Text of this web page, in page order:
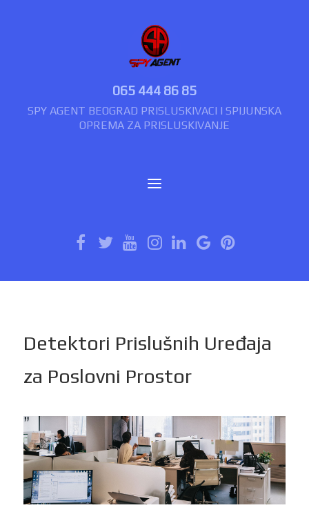
065 444 86 85
SPY AGENT BEOGRAD PRISLUSKIVACI I SPIJUNSKA
OPREMA ZA PRISLUSKIVANJE
Detektori Prislušnih Uređaja
za Poslovni Prostor